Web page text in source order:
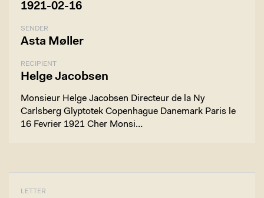
1921-02-16
SENDER
Asta Møller
RECIPIENT
Helge Jacobsen
Monsieur Helge Jacobsen Directeur de la Ny
Carlsberg Glyptotek Copenhague Danemark Paris le
16 Fevrier 1921 Cher Monsi…
LETTER